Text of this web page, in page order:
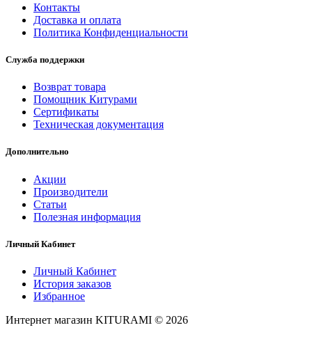
Контакты
Доставка и оплата
Политика Конфиденциальности
Служба поддержки
Возврат товара
Помощник Китурами
Сертификаты
Техническая документация
Дополнительно
Акции
Производители
Статьи
Полезная информация
Личный Кабинет
Личный Кабинет
История заказов
Избранное
Интернет магазин KITURAMI © 2026